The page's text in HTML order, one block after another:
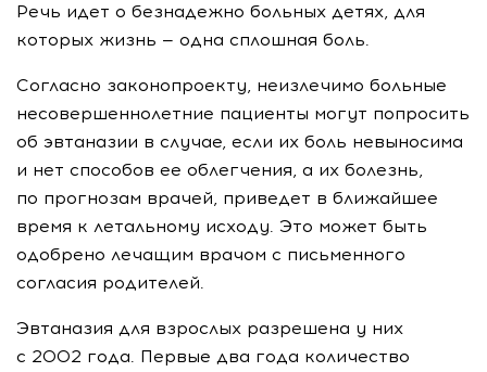
Речь идет о безнадежно больных детях, для
которых жизнь — одна сплошная боль.
Согласно законопроекту, неизлечимо больные
несовершеннолетние пациенты могут попросить
об эвтаназии в случае, если их боль невыносима
и нет способов ее облегчения, а их болезнь,
по прогнозам врачей, приведет в ближайшее
время к летальному исходу. Это может быть
одобрено лечащим врачом с письменного
согласия родителей.
Эвтаназия для взрослых разрешена у них
с 2002 года. Первые два года количество